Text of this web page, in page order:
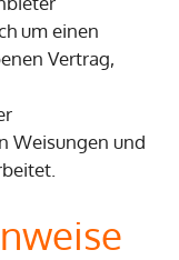
um einen
Vertrag,
Weisungen und